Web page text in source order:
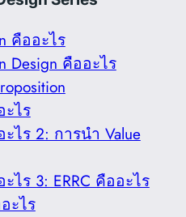
คืออะไร
Design คืออะไร
ะไร
ะไร 2: การนำ Value
ไร 3: ERRC คืออะไร
ะไร